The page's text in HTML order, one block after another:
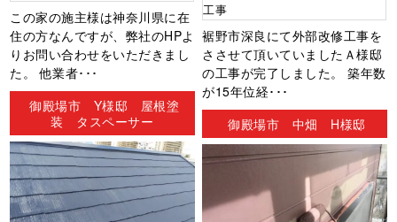
この家の施主様は神奈川県に在
住の方なんですが、弊社のHPよ
りお問い合わせをいただきまし
た。 他業者･･･
工事
裾野市深良にて外部改修工事を
ささせて頂いていましたＡ様邸
の工事が完了しました。 築年数
が15年位経･･･
御殿場市 Y様邸 屋根塗
装 タスペーサー
御殿場市 中畑 H様邸